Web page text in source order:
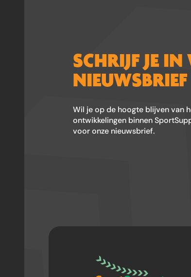
SCHRIJF JE
NIEUWSBRIEF
Wil je op de hoogte blijven van
ontwikkelingen binnen
voor onze nieuwsbrief.